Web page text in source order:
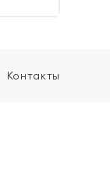
Контакты